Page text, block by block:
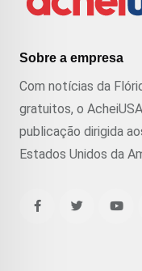
Sobre a empresa
Com notícias da
gratuitos, o
publicação dirigida
Estados Unidos da